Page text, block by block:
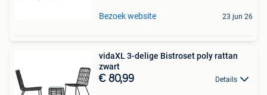
Bezoek website 23 jun 26
vidaXL 3-delige Bistroset poly rattan
zwart
€ 80,99 Details